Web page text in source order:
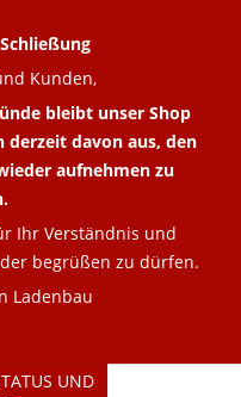
UND
Kunden,
bleibt unser Shop
derzeit davon aus, den
aufnehmen zu
Ihr Verständnis und
begrüßen zu dürfen.
Ladenbau